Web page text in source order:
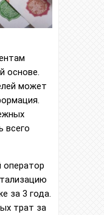
основе.
может
всего
оператор
за 3 года.
трат за